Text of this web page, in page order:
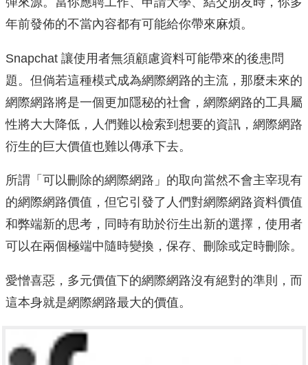
年前發佈的不當內容都有可能給你帶來麻煩。
Snapchat 讓使用者無須顧慮資料可能帶來的後患問
題。但倘若這種模式成為網際網路的主流，那麼未來的
網際網路將是一個更加隱秘的社會，網際網路的工具屬
性將大大降低，人們難以檢索到想要的資訊，網際網路
衍生的巨大價值也難以傳承下去。
所謂「可以刪除的網際網路」的取向當然不會主宰現有
的網際網路價值，但它引發了人們對網際網路資料價值
和弊端新的思考，同時有助於衍生出新的選擇，使用者
可以在兩個極端中隨時變換，保存、刪除或定時刪除。
愛憎喜惡，多元價值下的網際網路沒有絕對的準則，而
這本身就是網際網路最大的價值。